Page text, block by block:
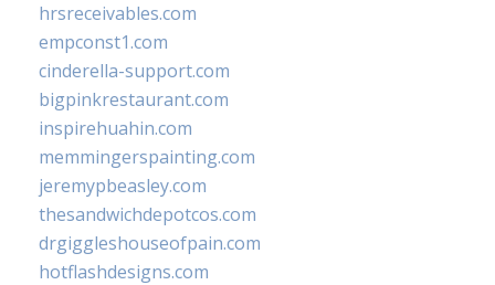
hrsreceivables.com
empconst1.com
cinderella-support.com
bigpinkrestaurant.com
inspirehuahin.com
memmingerspainting.com
jeremypbeasley.com
thesandwichdepotcos.com
drgiggleshouseofpain.com
hotflashdesigns.com